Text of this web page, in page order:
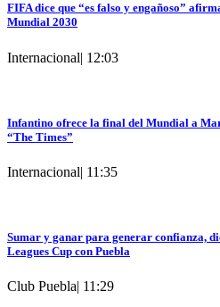
FIFA dice que “es falso y engañoso”
Mundial 2030
Internacional| 12:03
Infantino ofrece la final del Mundial a
“The Times”
Internacional| 11:35
Sumar y ganar para generar confianza,
Leagues Cup con Puebla
Club Puebla| 11:29